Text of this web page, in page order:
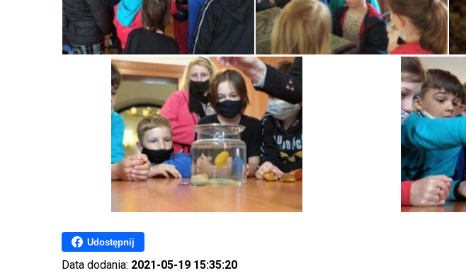
Udostępnij
Data dodania: 2021-05-19 15:35:20